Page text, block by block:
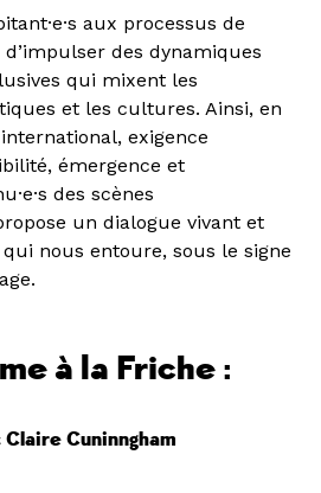
aux processus de
des dynamiques
qui mixent les
et les cultures. Ainsi, en
exigence
émergence et
des scènes
un dialogue vivant et
nous entoure, sous le signe
à la Friche :
Cuninngham